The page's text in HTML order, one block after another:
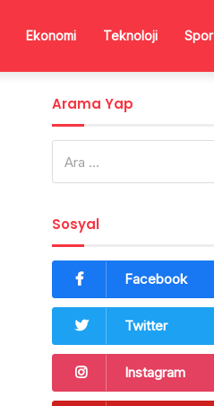
Ekonomi Teknoloji Spor
Arama Yap
Sosyal
Facebook
Twitter
Instagram